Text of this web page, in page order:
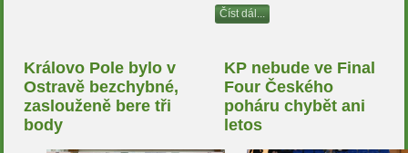
Číst dál...
Královo Pole bylo v
Ostravě bezchybné,
zaslouženě bere tři
body
KP nebude ve Final
Four Českého
poháru chybět ani
letos